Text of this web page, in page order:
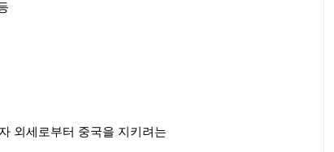
외세로부터 중국을 지키려는